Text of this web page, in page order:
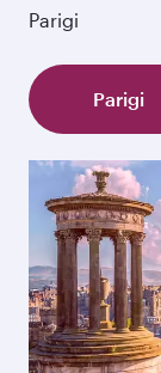
Parigi
Parigi